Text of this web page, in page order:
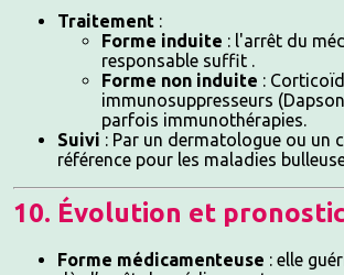
Traitement :
Forme induite : l'arrêt du
responsable suffit .
Forme non induite :
immunosuppresseurs
parfois immunothérapies.
Suivi : Par un dermatologue ou un
référence pour les maladies
10. Évolution et pronostic
Forme médicamenteuse : elle